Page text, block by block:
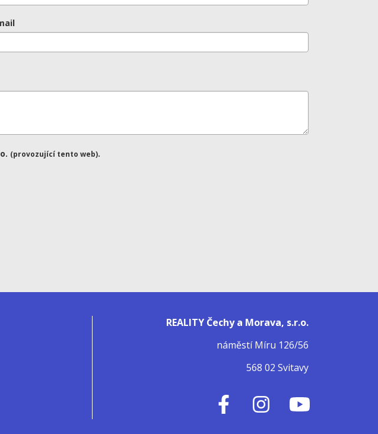
(provozující tento web).
REALITY Čechy a Morava, s.r.o.
náměstí Míru 126/56
568 02 Svitavy